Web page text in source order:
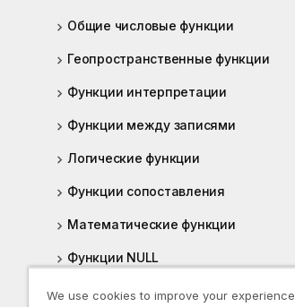
Общие числовые функции
Геопространственные функции
Функции интерпретации
Функции между записями
Логические функции
Функции сопоставления
Математические функции
Функции NULL
Функции над выборкой
We use cookies to improve your